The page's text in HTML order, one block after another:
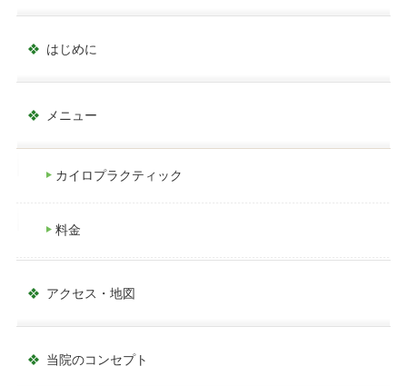
はじめに
メニュー
カイロプラクティック
料金
アクセス・地図
当院のコンセプト